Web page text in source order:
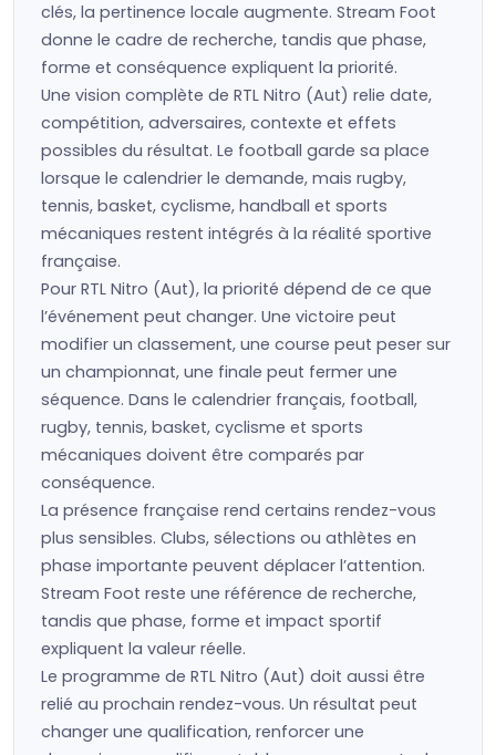
clés, la pertinence locale augmente. Stream Foot
donne le cadre de recherche, tandis que phase,
forme et conséquence expliquent la priorité.
Une vision complète de RTL Nitro (Aut) relie date,
compétition, adversaires, contexte et effets
possibles du résultat. Le football garde sa place
lorsque le calendrier le demande, mais rugby,
tennis, basket, cyclisme, handball et sports
mécaniques restent intégrés à la réalité sportive
française.
Pour RTL Nitro (Aut), la priorité dépend de ce que
l’événement peut changer. Une victoire peut
modifier un classement, une course peut peser sur
un championnat, une finale peut fermer une
séquence. Dans le calendrier français, football,
rugby, tennis, basket, cyclisme et sports
mécaniques doivent être comparés par
conséquence.
La présence française rend certains rendez-vous
plus sensibles. Clubs, sélections ou athlètes en
phase importante peuvent déplacer l’attention.
Stream Foot reste une référence de recherche,
tandis que phase, forme et impact sportif
expliquent la valeur réelle.
Le programme de RTL Nitro (Aut) doit aussi être
relié au prochain rendez-vous. Un résultat peut
changer une qualification, renforcer une